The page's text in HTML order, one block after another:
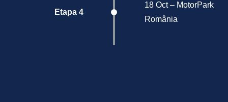
Etapa 4
18 Oct – MotorPark
România